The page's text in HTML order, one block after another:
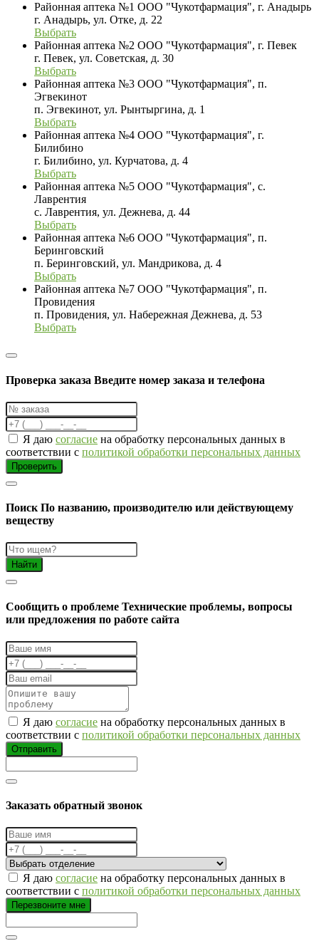
Районная аптека №1 ООО "Чукотфармация", г. Анадырь
г. Анадырь, ул. Отке, д. 22
Выбрать
Районная аптека №2 ООО "Чукотфармация", г. Певек
г. Певек, ул. Советская, д. 30
Выбрать
Районная аптека №3 ООО "Чукотфармация", п.
Эгвекинот
п. Эгвекинот, ул. Рынтыргина, д. 1
Выбрать
Районная аптека №4 ООО "Чукотфармация", г.
Билибино
г. Билибино, ул. Курчатова, д. 4
Выбрать
Районная аптека №5 ООО "Чукотфармация", с.
Лаврентия
с. Лаврентия, ул. Дежнева, д. 44
Выбрать
Районная аптека №6 ООО "Чукотфармация", п.
Беринговский
п. Беринговский, ул. Мандрикова, д. 4
Выбрать
Районная аптека №7 ООО "Чукотфармация", п.
Провидения
п. Провидения, ул. Набережная Дежнева, д. 53
Выбрать
Проверка заказа Введите номер заказа и телефона
Я даю согласие на обработку персональных данных в
соответствии с политикой обработки персональных данных
Проверить
Поиск По названию, производителю или действующему
веществу
Найти
Cообщить о проблеме Технические проблемы, вопросы
или предложения по работе сайта
Я даю согласие на обработку персональных данных в
соответствии с политикой обработки персональных данных
Отправить
Заказать обратный звонок
Я даю согласие на обработку персональных данных в
соответствии с политикой обработки персональных данных
Перезвоните мне